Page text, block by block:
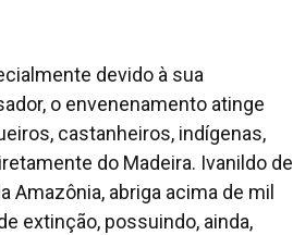
devido à sua
o envenenamento atinge
castanheiros, indígenas,
do Madeira. Ivanildo de
Amazônia, abriga acima de mil
extinção, possuindo, ainda,